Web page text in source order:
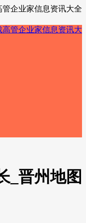
企业家信息资讯大全
_晋州地图